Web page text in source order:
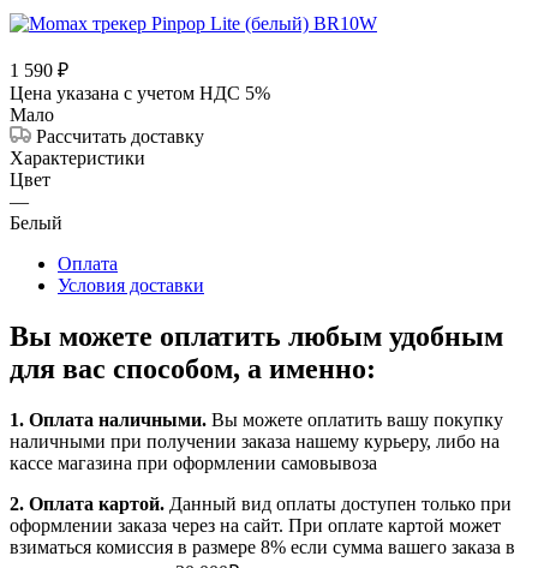
1 590 ₽
Цена указана с учетом НДС 5%
Мало
Рассчитать доставку
Характеристики
Цвет
—
Белый
Оплата
Условия доставки
Вы можете оплатить любым удобным
для вас способом, а именно:
1. Оплата наличными. Вы можете оплатить вашу покупку
наличными при получении заказа нашему курьеру, либо на
кассе магазина при оформлении самовывоза
2. Оплата картой. Данный вид оплаты доступен только при
оформлении заказа через на сайт. При оплате картой может
взиматься комиссия в размере 8% если сумма вашего заказа в